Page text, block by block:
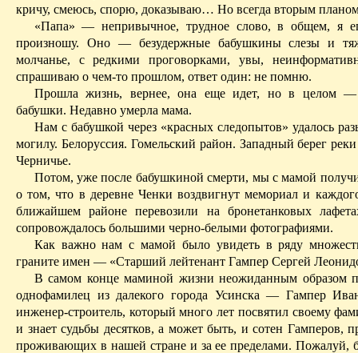
кричу, смеюсь, спорю, доказываю… Но всегда вторым
«Папа» — непривычное, трудное слово, в общем, я
произношу. Оно — безудержные бабушкины слезы и
молчанье, средкими проговорками, увы,
спрашиваю о чем-то прошлом, ответ один: не помню.
Прошла жизнь, вернее, она еще идет, но в целом
бабушки. Недавно умерла мама.
Нам с бабушкой через «красных следопытов» удалось
могилу. Белоруссия. Гомельский район. Западный берег
Черничье.
Потом, уже после бабушкиной смерти, мы с мамой
о том, что в деревне Ченки воздвигнут мемориал и
ближайшем районе перевозили на бронетанковых
сопровождалось большими черно-белыми фотографиями.
Как важно нам с мамой было увидеть в ряду
граните имен — «Старший лейтенант Гампер Сергей
В самом конце маминой жизни неожиданным образом
однофамилец из далекого города Усинска — Гампер
инженер-строитель, который много лет посвятил своему
и знает судьбы десятков, а может быть, и сотен Гамперов,
проживающих в нашей стране и за ее пределами. Пожалуй,